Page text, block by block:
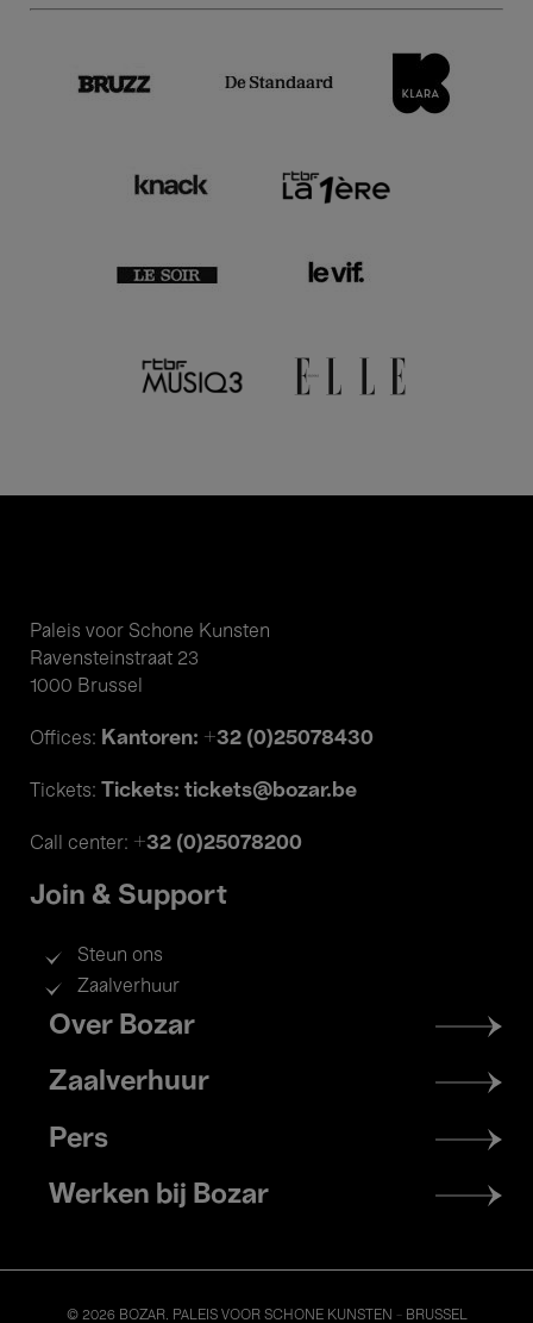
Paleis voor Schone Kunsten
Ravensteinstraat 23
1000 Brussel
Offices: Kantoren: +32 (0)25078430
Tickets: Tickets: tickets@bozar.be
Call center: +32 (0)25078200
Join & Support
Steun ons
Zaalverhuur
Footer
menu
Over Bozar
Zaalverhuur
Pers
Werken bij Bozar
© 2026 BOZAR. PALEIS VOOR SCHONE KUNSTEN - BRUSSEL